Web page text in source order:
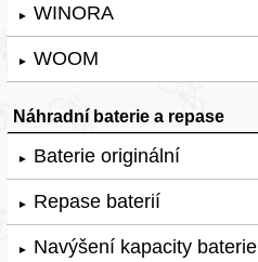
► WINORA
► WOOM
Náhradní baterie a repase
► Baterie originální
► Repase baterií
► Navýšení kapacity baterie